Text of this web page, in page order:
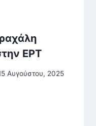
ΕΡΤ
Αυγούστου, 2025